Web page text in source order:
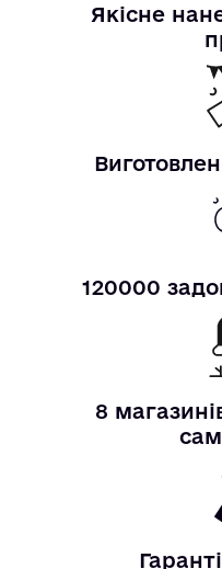
Якісне
120000
8